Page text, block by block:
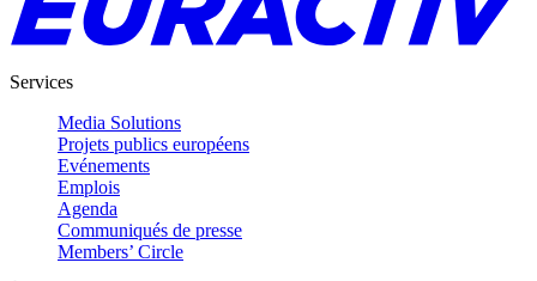
Services
Media Solutions
Projets publics européens
Evénements
Emplois
Agenda
Communiqués de presse
Members’ Circle